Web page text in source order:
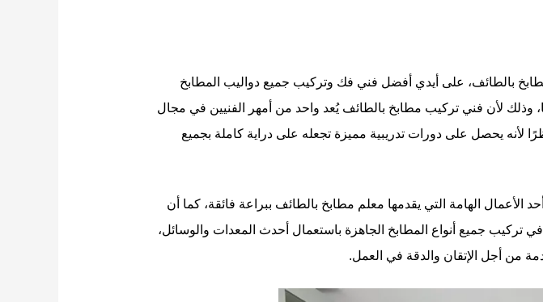
بالطائف، على أيدي أفضل فني فك وتركيب جميع دواليب المطابخ
وذلك لأن فني تركيب مطابخ بالطائف يُعد واحد من أمهر الفنيين في مجال
يحصل على دورات تدريبية مميزة تجعله على دراية كاملة بجميع
الهامة التي يقدمها معلم مطابخ بالطائف ببراعة فائقة، كما أن
جميع أنواع المطابخ الجاهزة باستعمال أحدث المعدات والوسائل،
من أجل الإتقان والدقة في العمل.